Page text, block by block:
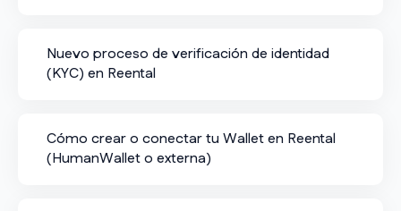
Nuevo proceso de verificación de identidad
(KYC) en Reental
Cómo crear o conectar tu Wallet en Reental
(HumanWallet o externa)